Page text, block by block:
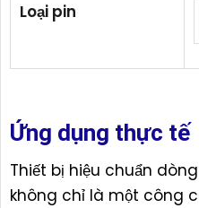
Loại pin
Ứng dụng thực tế
Thiết bị hiệu chuẩn
không chỉ là một công